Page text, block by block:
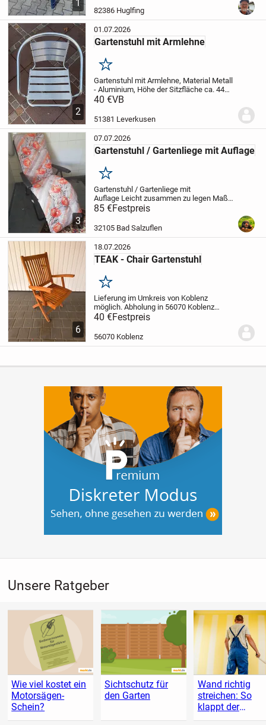
1
auch Telefon: 0152 5733 7192
82386 Huglfing
2
01.07.2026
Gartenstuhl mit Armlehne
Merken
Gartenstuhl mit Armlehne, Material Metall
- Aluminium, Höhe der Sitzfläche ca. 44
cm, Sitzflächenabmessung ca. 43 cm x
ansteigend, Rückenlehne Höhe ca. 38 cm,
Bereich...
40 €VB
51381 Leverkusen
3
07.07.2026
Gartenstuhl / Gartenliege mit Auflage
Merken
Gartenstuhl / Gartenliege mit
Auflage Leicht zusammen zu legen Maß :
Breite 49 cm, Höhe 40 cm, Länge 155
Nur Abholung in Bad Salzuflen
möglich
85 €Festpreis
32105 Bad Salzuflen
6
18.07.2026
TEAK - Chair Gartenstuhl
Merken
Lieferung im Umkreis von Koblenz
möglich.Abholung in 56070 Koblenz
BubenheimJA, SOLANGE DIE ANZEIGE
ONLINE IST, IST DER ARTIKEL
VERFÜGBAR TEAK - Chair Gartenstuhl
40 €Festpreis
56070 Koblenz
Unsere Ratgeber
Wie viel kostet ein
Motorsägen-
Schein?
Sichtschutz für
den Garten
Wand richtig
streichen: So
klappt der
Anstrich